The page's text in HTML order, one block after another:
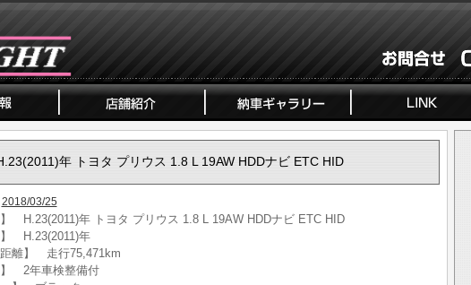
年 トヨタ プリウス 1.8 L 19AW HDDナビ ETC HID
2018/03/25
】 H.23(2011)年 トヨタ プリウス 1.8 L 19AW HDDナビ ETC HID
】 H.23(2011)年
距離】 走行75,471km
】 2年車検整備付